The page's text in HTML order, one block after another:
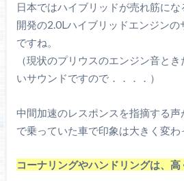
日本ではハイブリッドが売れ筋に
開発の2.0Lハイブリッドエンジン
ですね。
（現状のプリウスのエンジン音と
いサウンドですので．．．．）
中間加速のレスポンスを指摘する声
で乗っていた車で印象は大きく変わ
コーナリングやハンドリングは、高